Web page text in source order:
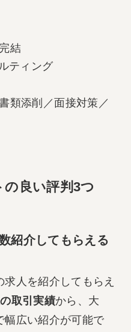
結
ティング
類添削／面接対策／
良い評判3つ
紹介してもらえる
求人を紹介してもらえ
取引実績から、大
幅広い紹介が可能で